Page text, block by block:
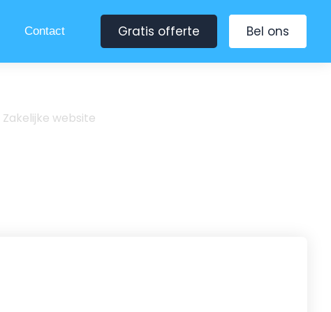
Contact Gratis offerte Bel ons
Zakelijke website